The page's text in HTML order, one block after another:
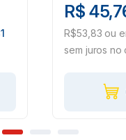
R$
R$53,83 ou
sem juros no